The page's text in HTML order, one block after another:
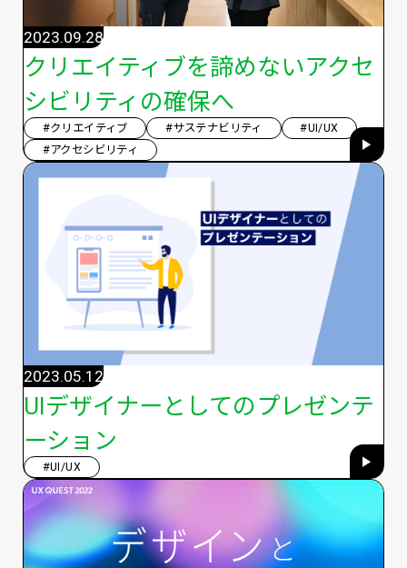
クリエイティブを諦めないアクセ
シビリティの確保へ
2023.09.28
#クリエイティブ #サステナビリティ
#UI/UX
#アクセシビリティ
UIデザイナーとしてのプレゼンテ
ーション
2023.05.12
#UI/UX